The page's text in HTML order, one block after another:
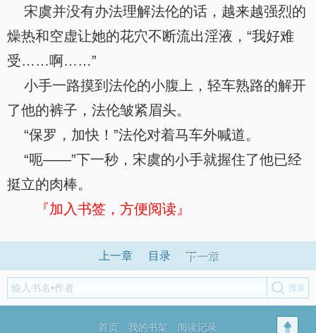
宋虞并没有办法理解法伦的话，越来越强烈的
燥热和空虚让她的花穴不断流出淫液，“我好难
受……啊……”
小手一路摸到法伦的小腹上，轻车熟路的解开
了他的裤子，法伦皱紧眉头。
“保罗，加快！”法伦对着马车外喊道。
“呃——”下一秒，宋虞的小手就握住了他已经
挺立的肉棒。
『加入书签，方便阅读』
上一章 目录 下一章
首页 我的书架 阅读记录